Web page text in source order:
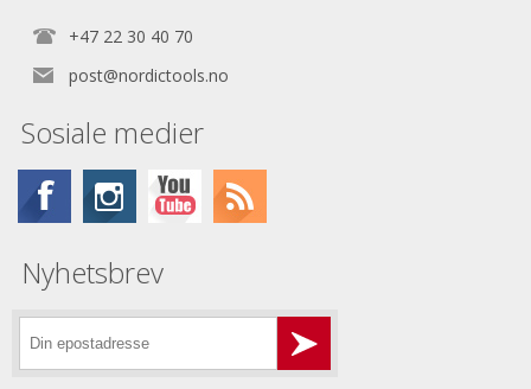
+47 22 30 40 70
post@nordictools.no
Sosiale medier
Nyhetsbrev